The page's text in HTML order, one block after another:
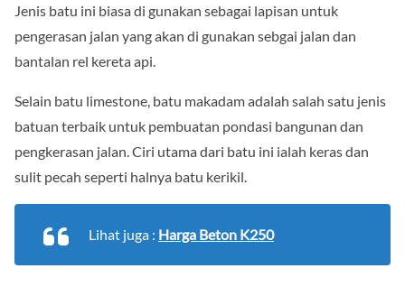
Jenis batu ini biasa di gunakan sebagai lapisan untuk
pengerasan jalan yang akan di gunakan sebgai jalan dan
bantalan rel kereta api.
Selain batu limestone, batu makadam adalah salah satu jenis
batuan terbaik untuk pembuatan pondasi bangunan dan
pengkerasan jalan. Ciri utama dari batu ini ialah keras dan
sulit pecah seperti halnya batu kerikil.
Lihat juga : Harga Beton K250